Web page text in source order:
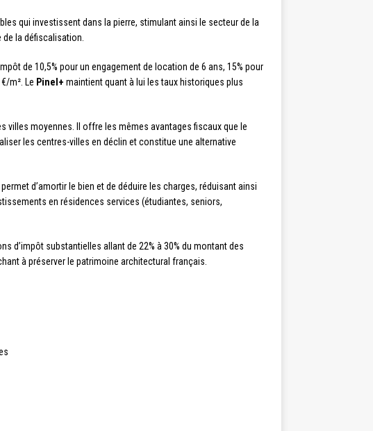
qui investissent dans la pierre, stimulant ainsi le secteur de la
la défiscalisation.
de 10,5% pour un engagement de location de 6 ans, 15% pour
m². Le Pinel+ maintient quant à lui les taux historiques plus
villes moyennes. Il offre les mêmes avantages fiscaux que le
les centres-villes en déclin et constitue une alternative
d’amortir le bien et de déduire les charges, réduisant ainsi
en résidences services (étudiantes, seniors,
d’impôt substantielles allant de 22% à 30% du montant des
à préserver le patrimoine architectural français.